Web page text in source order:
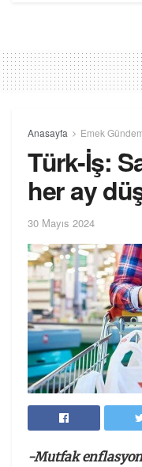
Anasayfa Emek
Türk-İş:
her ay
30 Mayıs 2024
-Mutfak